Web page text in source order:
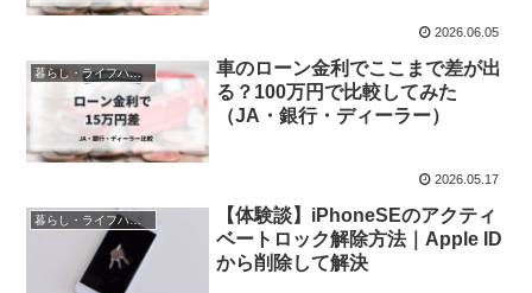
2026.06.05
暮らし・ライフハック
車のローン金利でここまで差が出
る？100万円で比較してみた
（JA・銀行・ディーラー）
2026.05.17
暮らし・ライフハック
【体験談】iPhoneSEのアクティ
ベートロック解除方法｜Apple ID
から削除して解決